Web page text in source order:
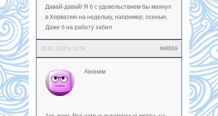
Давай-давай! Я б с удовольствием бы махнул
в Хорватию на недельку, например, осенью.
Даже б на работу забил.
26.01.2012 в 11:06 #48559
Аноним